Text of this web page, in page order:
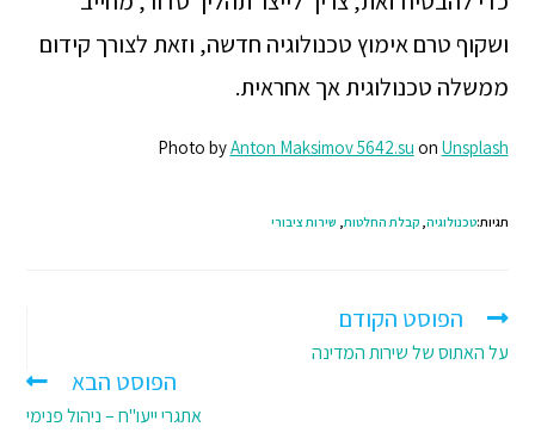
ושקוף טרם אימוץ טכנולוגיה חדשה, וזאת לצורך קידום
ממשלה טכנולוגית אך אחראית.
Photo byAnton Maksimov 5642.su on Unsplash
תגיות:טכנולוגיה, קבלת החלטות, שירות ציבורי
הפוסט הקודם
על האתוס של שירות המדינה
הפוסט הבא
אתגרי ייעו"ח – ניהול פנימי